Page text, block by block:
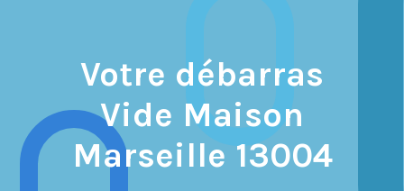
Votre débarras
Vide Maison
Marseille 13004